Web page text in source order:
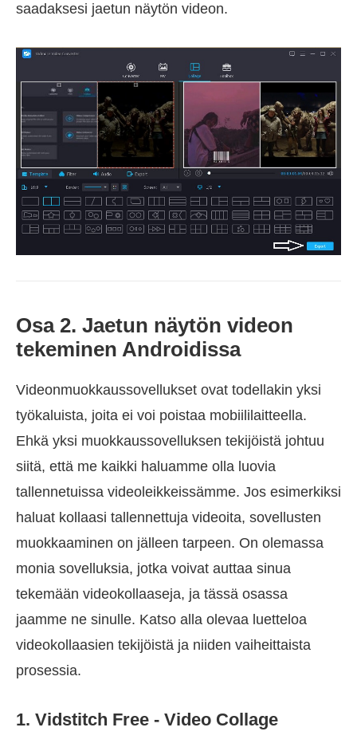
saadaksesi jaetun näytön videon.
Osa 2. Jaetun näytön videon
tekeminen Androidissa
Videonmuokkaussovellukset ovat todellakin yksi
työkaluista, joita ei voi poistaa mobiililaitteella.
Ehkä yksi muokkaussovelluksen tekijöistä johtuu
siitä, että me kaikki haluamme olla luovia
tallennetuissa videoleikkeissämme. Jos esimerkiksi
haluat kollaasi tallennettuja videoita, sovellusten
muokkaaminen on jälleen tarpeen. On olemassa
monia sovelluksia, jotka voivat auttaa sinua
tekemään videokollaaseja, ja tässä osassa
jaamme ne sinulle. Katso alla olevaa luetteloa
videokollaasien tekijöistä ja niiden vaiheittaista
prosessia.
1. Vidstitch Free - Video Collage